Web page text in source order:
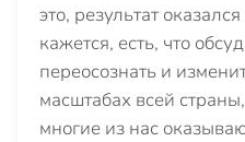
это, результат
кажется, есть, что
переосознать и
масштабах всей
многие из нас